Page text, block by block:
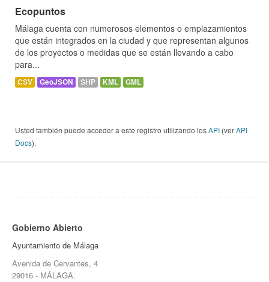
Ecopuntos
Málaga cuenta con numerosos elementos o emplazamientos
que están integrados en la ciudad y que representan algunos
de los proyectos o medidas que se están llevando a cabo
para...
CSV GeoJSON SHP KML GML
Usted también puede acceder a este registro utilizando losAPI (verAPI
Docs).
Gobierno Abierto
Ayuntamiento de Málaga
Avenida de Cervantes, 4
29016 - MÁLAGA.